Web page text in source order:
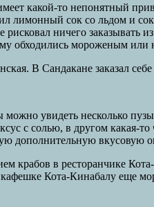
какой-то непонятный
сок со льдом и
ничего
обходились мороженым
В Сандакане заказал
можно увидеть несколько
с солью, в другом какая-
дополнительную вкусовую
крабов в ресторанчике
Кота-Кинабалу еще